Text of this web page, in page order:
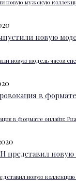
новую мужскую
новую модель часов
в формате онлайн:
новую